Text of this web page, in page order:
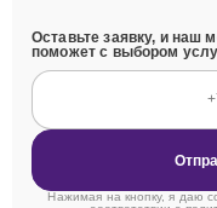
Оставьте заявку, и наш
поможет с выбором
Нажимая на кнопку, я даю